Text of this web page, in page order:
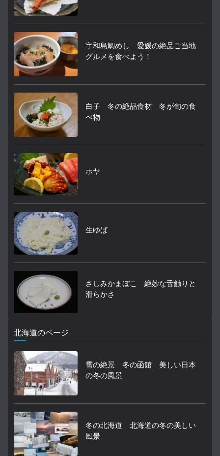
宇和島鯛めし 愛媛の絶品ご当地
グルメを食べよう！
白子 冬の絶品食材 冬が旬の食
べ物
ホヤ
生ゆば
さしみかまぼこ 絶妙な舌触りと
滑らかさ
北海道のページ
雪の絶景 冬の函館 美しい日本
の冬の風景
冬の北海道 北海道の冬の美しい
風景